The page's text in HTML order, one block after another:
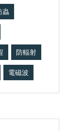
蟲
防輻射
電磁波